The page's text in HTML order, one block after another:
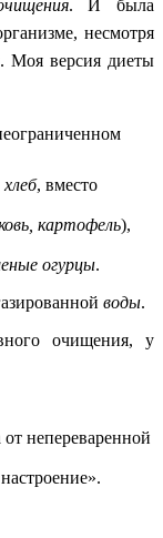
. И была
несмотря
Моя версия диеты
хлеб, вместо
картофель),
огурцы.
воды.
очищения, у
непереваренной